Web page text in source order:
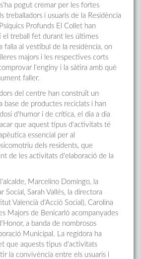
s'ha pogut cremar per les fortes
treballadors i usuaris de la Residència
Profunds El Collet han
el treball fet durant les últimes
falla al vestíbul de la residència, on
majors i les respectives corts
l'enginy i la sàtira amb què
faller.
del centre han construït un
base de productes reciclats i han
d'humor i de crítica, el dia a dia
que aquest tipus d'activitats té
essencial per al
dels residents, que
de les activitats d'elaboració de la
Marcelino Domingo, la
Social, Sarah Vallés, la directora
Valencià d'Acció Social), Carolina
Majors de Benicarló acompanyades
a banda de nombrosos
Municipal. La regidora ha
que aquests tipus d'activitats
la convivència entre els usuaris i